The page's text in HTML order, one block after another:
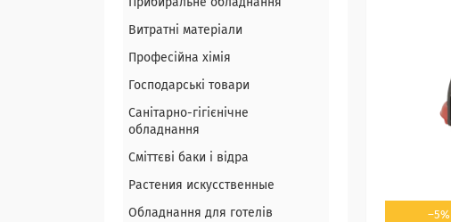
–5%
Прибиральне обладнання
Витратні матеріали
Професійна хімія
Господарські товари
Санітарно-гігієнічне
обладнання
Сміттєві баки і відра
Растения искусственные
Обладнання для готелів